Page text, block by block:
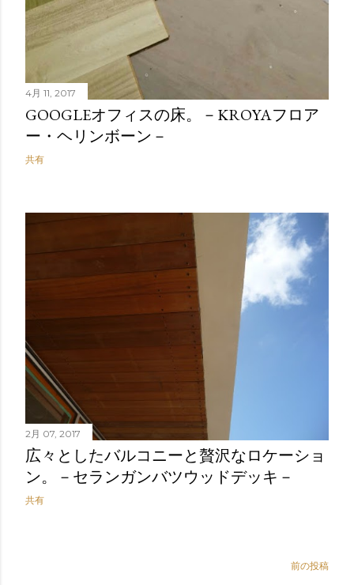
4月 11, 2017
GOOGLEオフィスの床。－KROYAフロア
ー・ヘリンボーン－
共有
2月 07, 2017
広々としたバルコニーと贅沢なロケーショ
ン。－セランガンバツウッドデッキ－
共有
前の投稿